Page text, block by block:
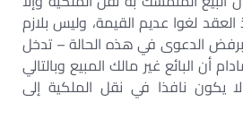
لغوا عديم القيمة، وليس بلازم
الدعوى في هذه الحالة – تدخل
أن البائع غير مالك المبيع وبالتالي
يكون نافذا في نقل الملكية إلى